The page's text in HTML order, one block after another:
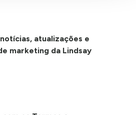
atualizações e
marketing da Lindsay